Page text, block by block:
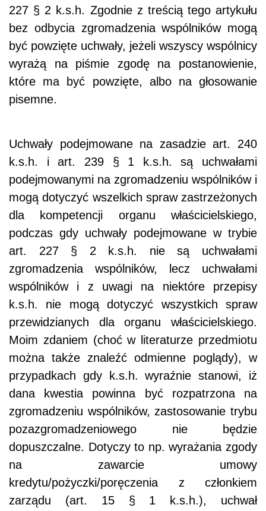
227 § 2 k.s.h. Zgodnie z treścią tego artykułu
bez odbycia zgromadzenia wspólników mogą
być powzięte uchwały, jeżeli wszyscy wspólnicy
wyrażą na piśmie zgodę na postanowienie,
które ma być powzięte, albo na głosowanie
pisemne.
Uchwały podejmowane na zasadzie art. 240
k.s.h. i art. 239 § 1 k.s.h. są uchwałami
podejmowanymi na zgromadzeniu wspólników i
mogą dotyczyć wszelkich spraw zastrzeżonych
dla kompetencji organu właścicielskiego,
podczas gdy uchwały podejmowane w trybie
art. 227 § 2 k.s.h. nie są uchwałami
zgromadzenia wspólników, lecz uchwałami
wspólników i z uwagi na niektóre przepisy
k.s.h. nie mogą dotyczyć wszystkich spraw
przewidzianych dla organu właścicielskiego.
Moim zdaniem (choć w literaturze przedmiotu
można także znaleźć odmienne poglądy), w
przypadkach gdy k.s.h. wyraźnie stanowi, iż
dana kwestia powinna być rozpatrzona na
zgromadzeniu wspólników, zastosowanie trybu
pozazgromadzeniowego nie będzie
dopuszczalne. Dotyczy to np. wyrażania zgody
na zawarcie umowy
kredytu/pożyczki/poręczenia z członkiem
zarządu (art. 15 § 1 k.s.h.), uchwał